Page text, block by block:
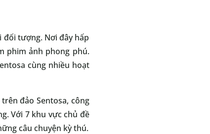
đối tượng. Nơi đây hấp
phim ảnh phong phú.
cùng nhiều hoạt
đảo Sentosa, công
Với 7 khu vực chủ đề
câu chuyện kỳ thú.